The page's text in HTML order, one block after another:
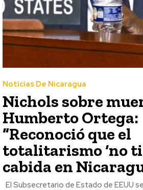
Noticias De Nicaragua
Nichols sobre
Humberto Ortega:
“Reconoció que el
totalitarismo ‘no
cabida en